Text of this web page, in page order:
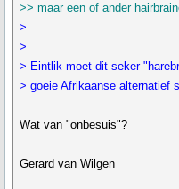
>> maar een of ander
>
>
> Eintlik moet dit seker
> goeie Afrikaanse alternatief
Wat van "onbesuis"?
Gerard van Wilgen